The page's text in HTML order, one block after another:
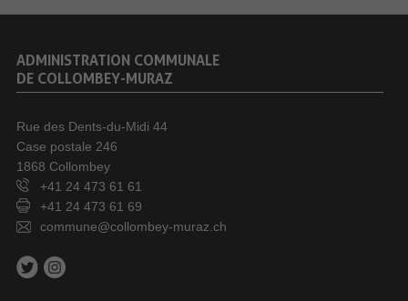
ADMINISTRATION COMMUNALE
DE COLLOMBEY-MURAZ
Rue des Dents-du-Midi 44
Case postale 246
1868 Collombey
+41 24 473 61 61
+41 24 473 61 69
commune@collombey-muraz.ch